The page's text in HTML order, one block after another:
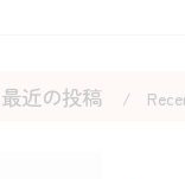
最近の投稿